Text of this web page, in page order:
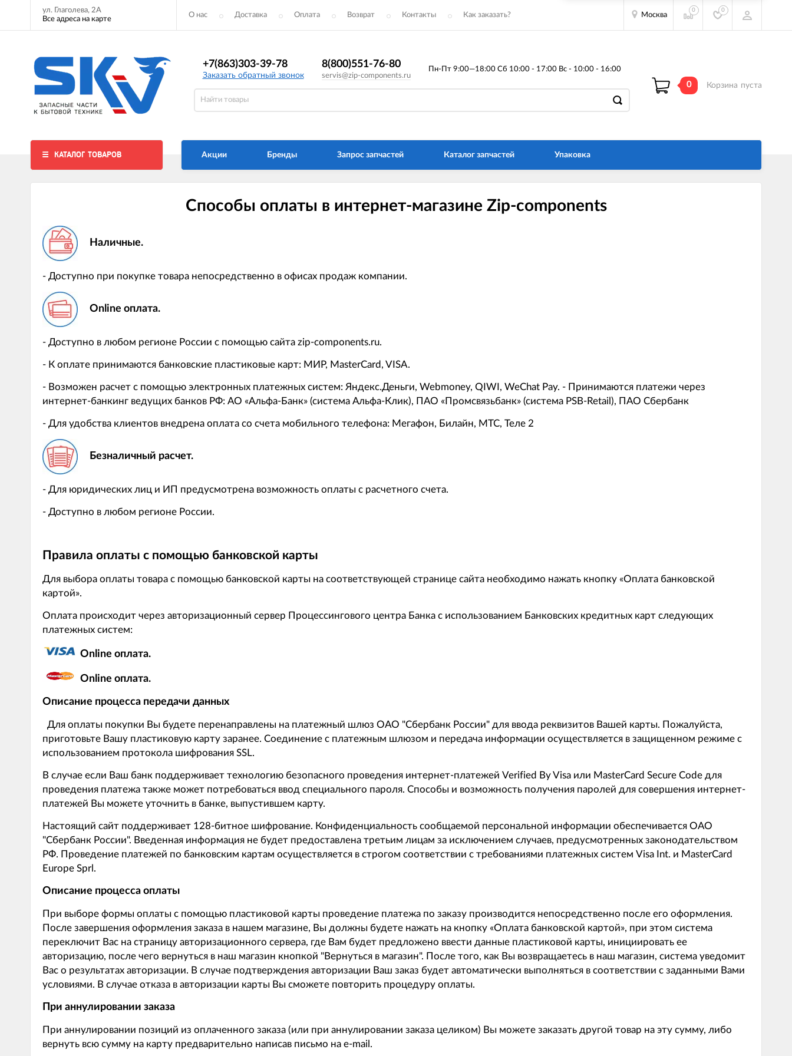
ул. Глаголева, 2А
Все адреса на карте
О нас Доставка Оплата Возврат Контакты Как заказать? Москва
0 0
+7(863)303-39-78
Заказать обратный звонок
8(800)551-76-80
servis@zip-components.ru
Пн-Пт 9:00—18:00 Сб 10:00 - 17:00 Вс - 10:00 - 16:00
0 Корзина пуста
КАТАЛОГ ТОВАРОВ Акции Бренды Запрос запчастей Каталог запчастей Упаковка
Способы оплаты в интернет-магазине Zip-components
Наличные.
- Доступно при покупке товара непосредственно в офисах продаж компании.
Online оплата.
- Доступно в любом регионе России с помощью сайта zip-components.ru.
- К оплате принимаются банковские пластиковые карт: МИР, MasterCard, VISA.
- Возможен расчет с помощью электронных платежных систем: Яндекс.Деньги, Webmoney, QIWI, WeChat Pay. - Принимаются платежи через
интернет-банкинг ведущих банков РФ: АО «Альфа-Банк» (система Альфа-Клик), ПАО «Промсвязьбанк» (система PSB-Retail), ПАО Сбербанк
- Для удобства клиентов внедрена оплата со счета мобильного телефона: Мегафон, Билайн, МТС, Теле 2
Безналичный расчет.
- Для юридических лиц и ИП предусмотрена возможность оплаты с расчетного счета.
- Доступно в любом регионе России.
Правила оплаты с помощью банковской карты
Для выбора оплаты товара с помощью банковской карты на соответствующей странице сайта необходимо нажать кнопку «Оплата банковской
картой».
Оплата происходит через авторизационный сервер Процессингового центра Банка с использованием Банковских кредитных карт следующих
платежных систем:
Online оплата.
Online оплата.
Описание процесса передачи данных
Для оплаты покупки Вы будете перенаправлены на платежный шлюз ОАО "Сбербанк России" для ввода реквизитов Вашей карты. Пожалуйста,
приготовьте Вашу пластиковую карту заранее. Соединение с платежным шлюзом и передача информации осуществляется в защищенном режиме с
использованием протокола шифрования SSL.
В случае если Ваш банк поддерживает технологию безопасного проведения интернет-платежей Verified By Visa или MasterCard Secure Code для
проведения платежа также может потребоваться ввод специального пароля. Способы и возможность получения паролей для совершения интернет-
платежей Вы можете уточнить в банке, выпустившем карту.
Настоящий сайт поддерживает 128-битное шифрование. Конфиденциальность сообщаемой персональной информации обеспечивается ОАО
"Сбербанк России". Введенная информация не будет предоставлена третьим лицам за исключением случаев, предусмотренных законодательством
РФ. Проведение платежей по банковским картам осуществляется в строгом соответствии с требованиями платежных систем Visa Int. и MasterCard
Europe Sprl.
Описание процессa оплаты
При выборе формы оплаты с помощью пластиковой карты проведение платежа по заказу производится непосредственно после его оформления.
После завершения оформления заказа в нашем магазине, Вы должны будете нажать на кнопку «Оплата банковской картой», при этом система
переключит Вас на страницу авторизационного сервера, где Вам будет предложено ввести данные пластиковой карты, инициировать ее
авторизацию, после чего вернуться в наш магазин кнопкой "Вернуться в магазин". После того, как Вы возвращаетесь в наш магазин, система уведомит
Вас о результатах авторизации. В случае подтверждения авторизации Ваш заказ будет автоматически выполняться в соответствии с заданными Вами
условиями. В случае отказа в авторизации карты Вы сможете повторить процедуру оплаты.
При аннулировании заказа
При аннулировании позиций из оплаченного заказа (или при аннулировании заказа целиком) Вы можете заказать другой товар на эту сумму, либо
вернуть всю сумму на карту предварительно написав письмо на e-mail.